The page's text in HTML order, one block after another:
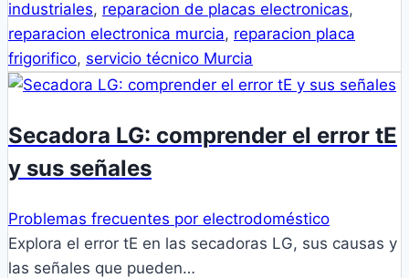
industriales, reparacion de placas electronicas,
reparacion electronica murcia, reparacion placa
frigorifico, servicio técnico Murcia
Secadora LG: comprender el error tE
y sus señales
Problemas frecuentes por electrodoméstico
Explora el error tE en las secadoras LG, sus causas y
las señales que pueden…